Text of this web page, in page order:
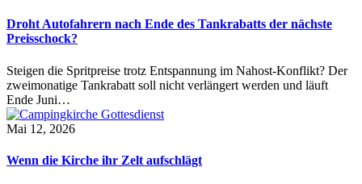
Droht Autofahrern nach Ende des Tankrabatts der nächste
Preisschock?
Steigen die Spritpreise trotz Entspannung im Nahost-Konflikt? Der
zweimonatige Tankrabatt soll nicht verlängert werden und läuft
Ende Juni…
Mai 12, 2026
Wenn die Kirche ihr Zelt aufschlägt